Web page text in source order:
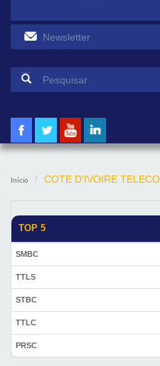
Formulário de
Início COTE D'IVOIRE
TOP 5
SMBC
TTLS
STBC
TTLC
PRSC